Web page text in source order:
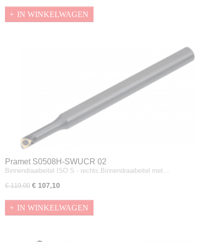
IN WINKELWAGEN
Pramet S0508H-SWUCR 02
Binnendraaibeitel ISO S - rechts.Binnendraaibeitel met…
€ 119,00 € 107,10
IN WINKELWAGEN